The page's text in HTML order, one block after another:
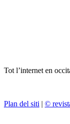
Tot l’internet en
Plan del siti | ©